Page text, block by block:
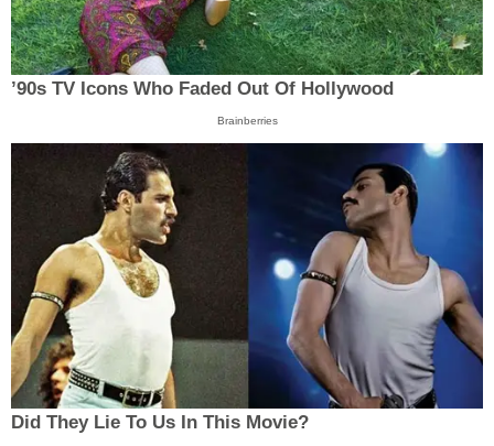
’90s TV Icons Who Faded Out Of Hollywood
Brainberries
Did They Lie To Us In This Movie?